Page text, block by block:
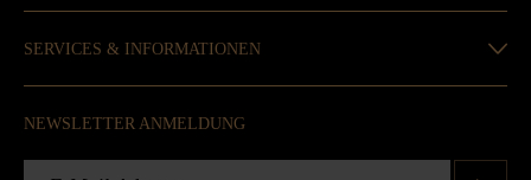
SERVICES & INFORMATIONEN
NEWSLETTER ANMELDUNG